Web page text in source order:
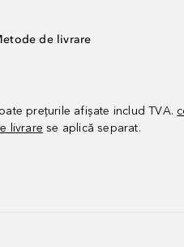
de livrare
prețurile afișate includ TVA.
livrare se aplică separat.